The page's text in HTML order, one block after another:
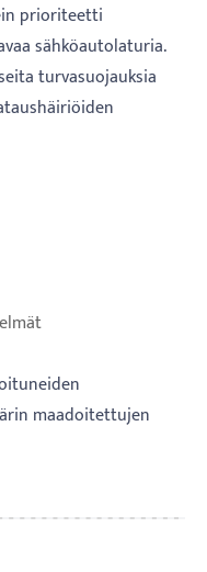
prioriteetti
sähköautolaturia.
turvasuojauksia
maadoitettujen